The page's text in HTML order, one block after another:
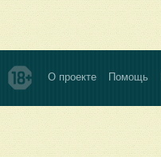
О проекте Помощь